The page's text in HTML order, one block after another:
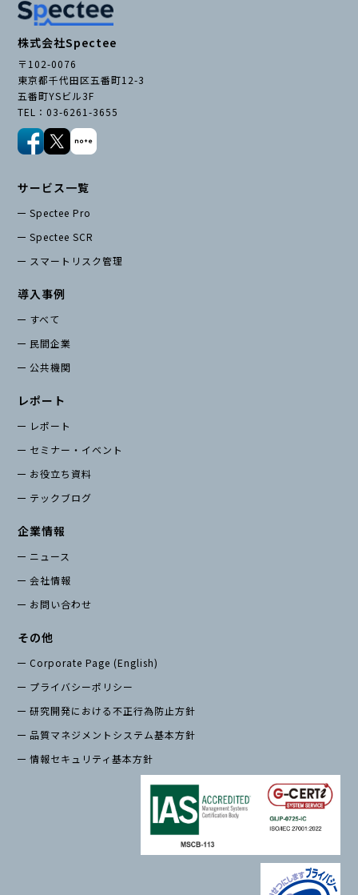
株式会社Spectee
〒102-0076
東京都千代田区五番町12-3
五番町YSビル3F
TEL：03-6261-3655
サービス一覧
Spectee Pro
Spectee SCR
スマートリスク管理
導入事例
すべて
民間企業
公共機関
レポート
レポート
セミナー・イベント
お役立ち資料
テックブログ
企業情報
ニュース
会社情報
お問い合わせ
その他
Corporate Page (English)
プライバシーポリシー
研究開発における不正行為防止方針
品質マネジメントシステム基本方針
情報セキュリティ基本方針